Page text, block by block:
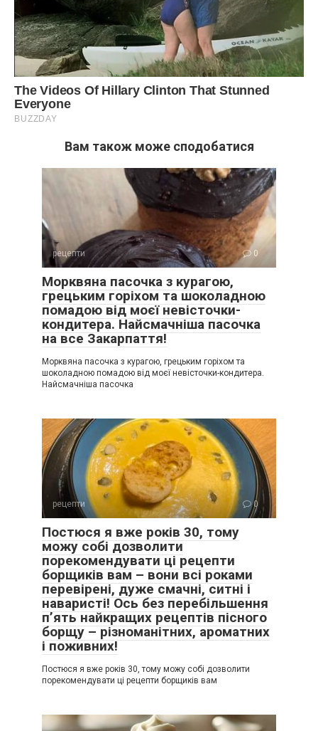
Вам також може сподобатися
рецепти 0
Морквяна пасочка з курагою,
грецьким горіхом та шоколадною
помадою від моєї невісточки-
кондитера. Найсмачніша пасочка
на все Закарпаття!
Морквяна пасочка з курагою, грецьким горіхом та
шоколадною помадою від моєї невісточки-кондитера.
Найсмачніша пасочка
рецепти 0
Постюся я вже років 30, тому
можу собі дозволити
порекомендувати ці рецепти
борщиків вам – вони всі роками
перевірені, дуже смачні, ситні і
наваристі! Ось без перебільшення
п’ять найкращих рецептів пісного
борщу – різноманітних, ароматних
і поживних!
Постюся я вже років 30, тому можу собі дозволити
порекомендувати ці рецепти борщиків вам